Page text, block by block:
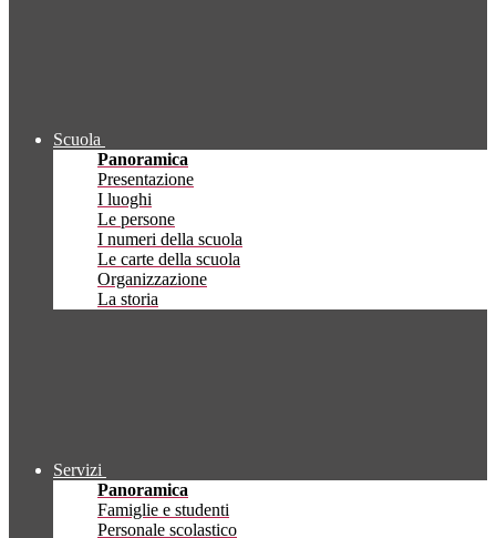
Scuola
Panoramica
Presentazione
I luoghi
Le persone
I numeri della scuola
Le carte della scuola
Organizzazione
La storia
Servizi
Panoramica
Famiglie e studenti
Personale scolastico